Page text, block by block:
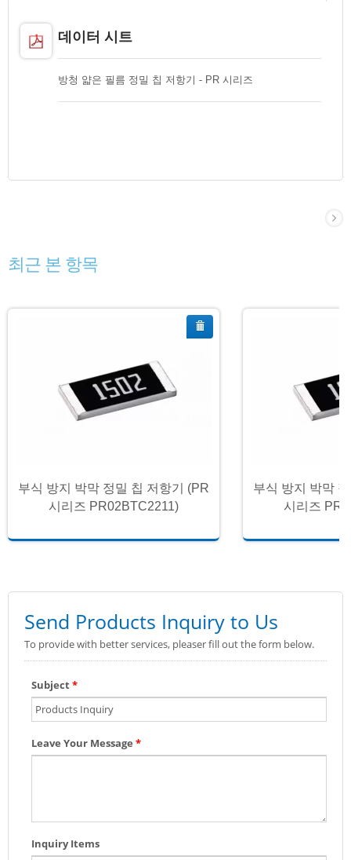
데이터 시트
방청 얇은 필름 정밀 칩 저항기 - PR 시리즈
최근 본 항목
부식 방지 박막 정밀 칩 저항기 (PR
시리즈 PR02BTC2211)
부식 방지 박막
시리즈